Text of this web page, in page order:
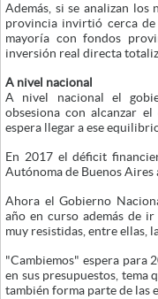
Además, si se analizan los
provincia invirtió cerca de
mayoría con fondos
inversión real directa
A nivel nacional
A nivel nacional el
obsesiona con alcanzar
espera llegar a ese
En 2017 el déficit
Autónoma de Buenos Aires
Ahora el Gobierno
año en curso además de
muy resistidas, entre ellas,
"Cambiemos" espera para
en sus presupuestos, tema
también forma parte de las